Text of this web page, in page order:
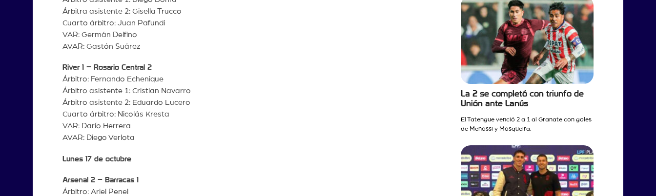
Árbitra asistente 2: Gisella Trucco
Cuarto árbitro: Juan Pafundi
VAR: Germán Delfino
AVAR: Gastón Suárez
River 1 – Rosario Central 2
Árbitro: Fernando Echenique
Árbitro asistente 1: Cristian Navarro
Árbitro asistente 2: Eduardo Lucero
Cuarto árbitro: Nicolás Kresta
VAR: Darío Herrera
AVAR: Diego Verlota
Lunes 17 de octubre
Arsenal 2 – Barracas 1
Árbitro: Ariel Penel
La 2 se completó con triunfo de
Unión ante Lanús
El Tatengue venció 2 a 1 al Granate con goles
de Menossi y Mosqueira.